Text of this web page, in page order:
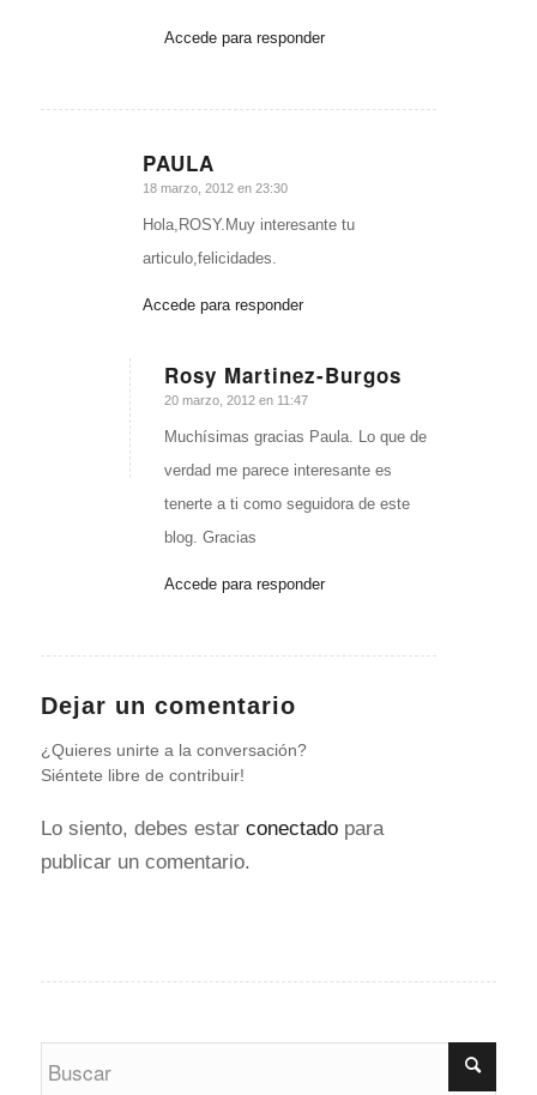
Accede para responder
PAULA
Dice:
18 marzo, 2012 en 23:30
Hola,ROSY.Muy interesante tu
articulo,felicidades.
Accede para responder
Rosy Martinez-Burgos
Dice:
20 marzo, 2012 en 11:47
Muchísimas gracias Paula. Lo que de
verdad me parece interesante es
tenerte a ti como seguidora de este
blog. Gracias
Accede para responder
Dejar un comentario
¿Quieres unirte a la conversación?
Siéntete libre de contribuir!
Lo siento, debes estar conectadopara
publicar un comentario.